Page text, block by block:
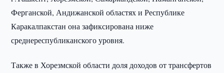
Ферганской, Андижанской областях и Республике
Каракалпакстан она зафиксирована ниже
среднереспубликанского уровня.
Также в Хорезмской области доля доходов от трансфертов